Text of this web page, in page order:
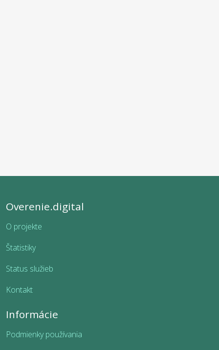
Overenie.digital
O projekte
Štatistiky
Status služieb
Kontakt
Informácie
Podmienky používania